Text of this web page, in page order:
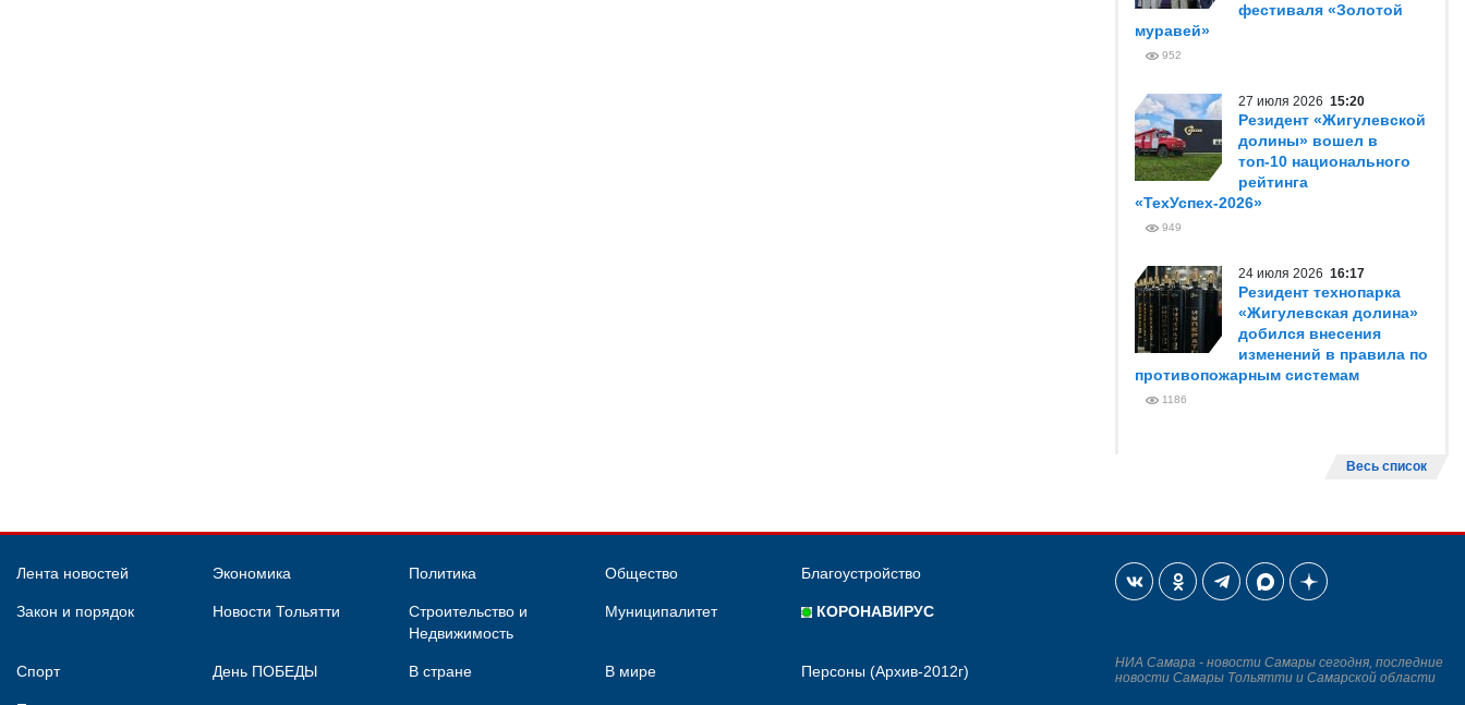
фестиваля «Золотой
муравей»
952
27 июля 2026 15:20
Резидент «Жигулевской
долины» вошел в
топ-10 национального
рейтинга
«ТехУспех-2026»
949
24 июля 2026 16:17
Резидент технопарка
«Жигулевская долина»
добился внесения
изменений в правила по
противопожарным системам
1186
Весь список
Лента новостей Экономика Политика Общество Благоустройство
Закон и порядок Новости Тольятти
Строительство и
Недвижимость
Муниципалитет КОРОНАВИРУС
Спорт День ПОБЕДЫ В стране В мире Персоны (Архив-2012г)
НИА Самара - новости Самары сегодня, последние
новости Самары Тольятти и Самарской области